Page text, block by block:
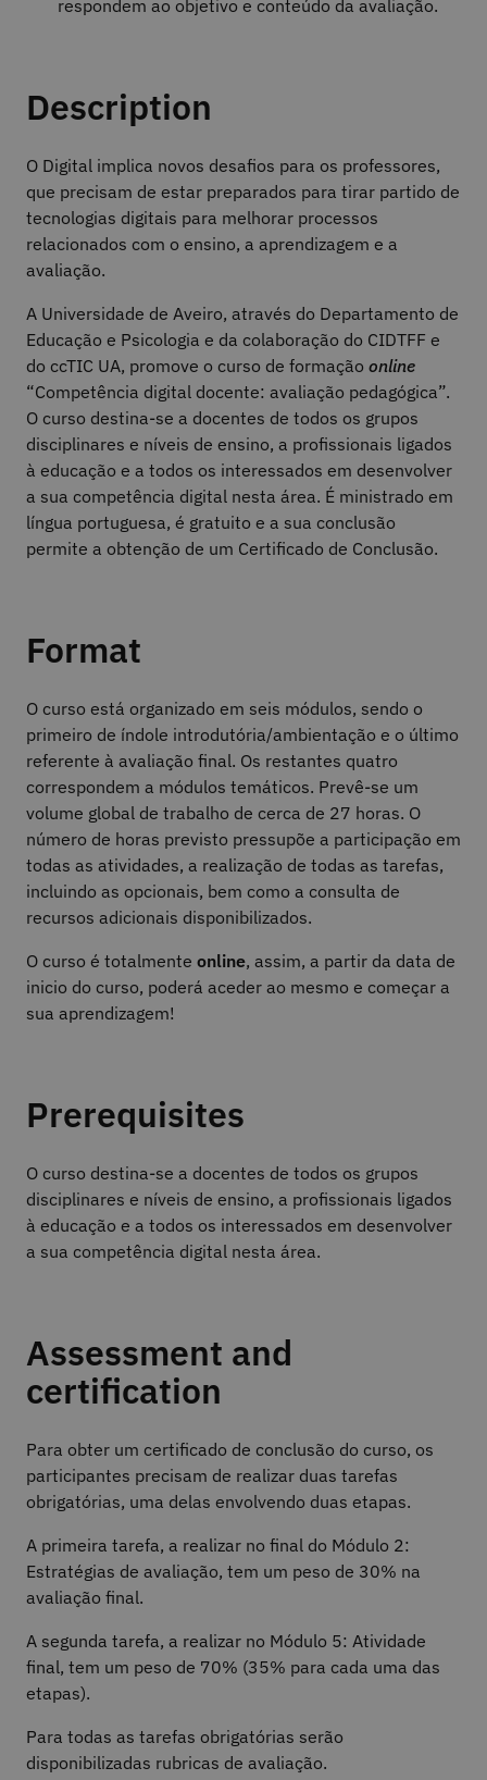
respondem ao objetivo e conteúdo da avaliação.
Description
O Digital implica novos desafios para os professores,
que precisam de estar preparados para tirar partido de
tecnologias digitais para melhorar processos
relacionados com o ensino, a aprendizagem e a
avaliação.
A Universidade de Aveiro, através do Departamento de
Educação e Psicologia e da colaboração do CIDTFF e
do ccTIC UA, promove o curso de formação online
“Competência digital docente: avaliação pedagógica”.
O curso destina-se a docentes de todos os grupos
disciplinares e níveis de ensino, a profissionais ligados
à educação e a todos os interessados em desenvolver
a sua competência digital nesta área. É ministrado em
língua portuguesa, é gratuito e a sua conclusão
permite a obtenção de um Certificado de Conclusão.
Format
O curso está organizado em seis módulos, sendo o
primeiro de índole introdutória/ambientação e o último
referente à avaliação final. Os restantes quatro
correspondem a módulos temáticos. Prevê-se um
volume global de trabalho de cerca de 27 horas. O
número de horas previsto pressupõe a participação em
todas as atividades, a realização de todas as tarefas,
incluindo as opcionais, bem como a consulta de
recursos adicionais disponibilizados.
O curso é totalmente online, assim, a partir da data de
inicio do curso, poderá aceder ao mesmo e começar a
sua aprendizagem!
Prerequisites
O curso destina-se a docentes de todos os grupos
disciplinares e níveis de ensino, a profissionais ligados
à educação e a todos os interessados em desenvolver
a sua competência digital nesta área.
Assessment and
certification
Para obter um certificado de conclusão do curso, os
participantes precisam de realizar duas tarefas
obrigatórias, uma delas envolvendo duas etapas.
A primeira tarefa, a realizar no final do Módulo 2:
Estratégias de avaliação, tem um peso de 30% na
avaliação final.
A segunda tarefa, a realizar no Módulo 5: Atividade
final, tem um peso de 70% (35% para cada uma das
etapas).
Para todas as tarefas obrigatórias serão
disponibilizadas rubricas de avaliação.